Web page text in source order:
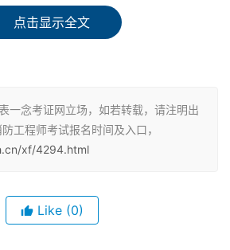
点击显示全文
一念考证网立场，如若转载，请注明出
工程师考试报名时间及入口，
xf/4294.html
Like (0)